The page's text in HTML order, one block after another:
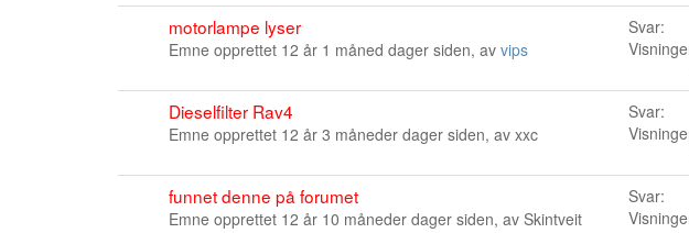
motorlampe lyser
Emne opprettet 12 år 1 måned dager siden, av vips
Svar:
Dieselfilter Rav4
Emne opprettet 12 år 3 måneder dager siden, av xxc
Svar:
funnet denne på forumet
Emne opprettet 12 år 10 måneder dager siden, av Skintveit
Svar: